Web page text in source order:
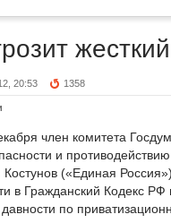
20:53 1358
член комитета
и
Костунов («Единая
в Гражданский Кодекс РФ
по